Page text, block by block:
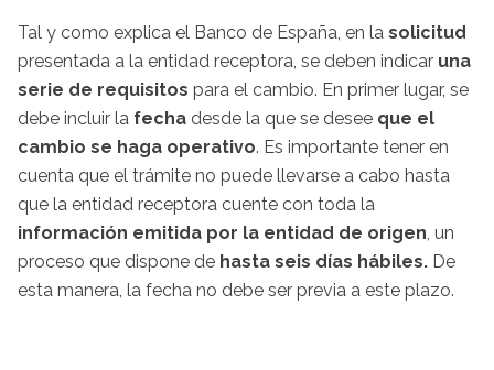
Tal y como explica el Banco de España, en la solicitud
presentada a la entidad receptora, se deben indicar una
serie de requisitos para el cambio. En primer lugar, se
debe incluir la fecha desde la que se desee que el
cambio se haga operativo. Es importante tener en
cuenta que el trámite no puede llevarse a cabo hasta
que la entidad receptora cuente con toda la
información emitida por la entidad de origen, un
proceso que dispone de hasta seis días hábiles. De
esta manera, la fecha no debe ser previa a este plazo.